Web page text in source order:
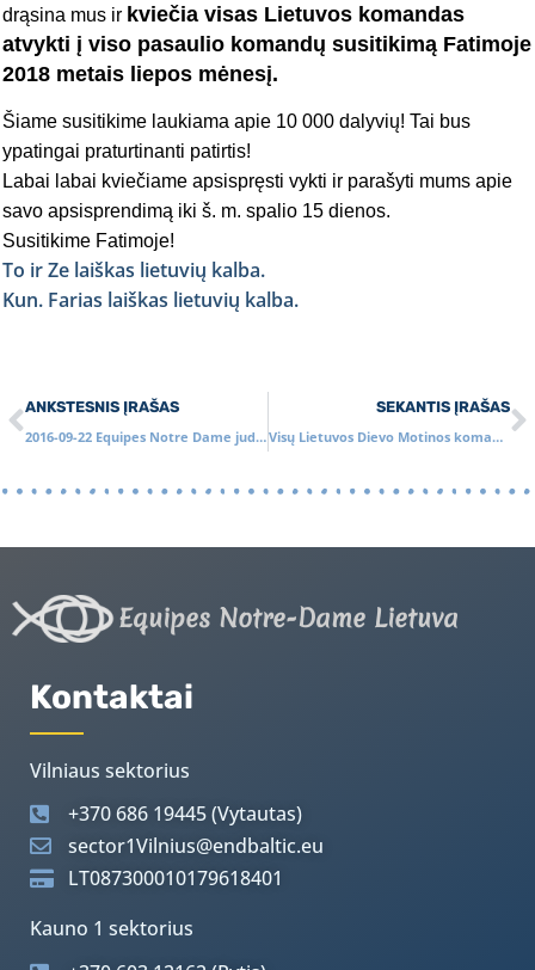
drąsina mus ir kviečia visas Lietuvos komandas
atvykti į viso pasaulio komandų susitikimą Fatimoje
2018 metais liepos mėnesį.
Šiame susitikime laukiama apie 10 000 dalyvių! Tai bus
ypatingai praturtinanti patirtis!
Labai labai kviečiame apsispręsti vykti ir parašyti mums apie
savo apsisprendimą iki š. m. spalio 15 dienos.
Susitikime Fatimoje!
To ir Ze laiškas lietuvių kalba.
Kun. Farias laiškas lietuvių kalba.
ANKSTESNIS ĮRAŠAS
2016-09-22 Equipes Notre Dame judėjimo pristatymas Marijos radijuje
SEKANTIS ĮRAŠAS
Visų Lietuvos Dievo Motinos komandų susitikimas Šiluvoje 2016
Equipes Notre-Dame Lietuva
Kontaktai
Vilniaus sektorius
+370 686 19445 (Vytautas)
sector1Vilnius@endbaltic.eu
LT087300010179618401
Kauno 1 sektorius